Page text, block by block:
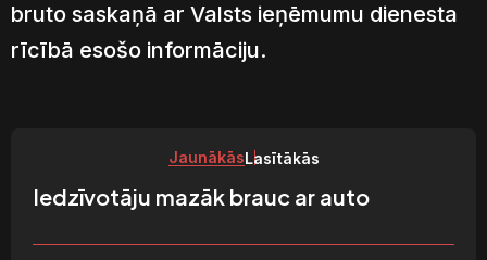
bruto saskaņā ar Valsts ieņēmumu dienesta
rīcībā esošo informāciju.
JaunākāsLasītākās
Iedzīvotāju mazāk brauc ar auto